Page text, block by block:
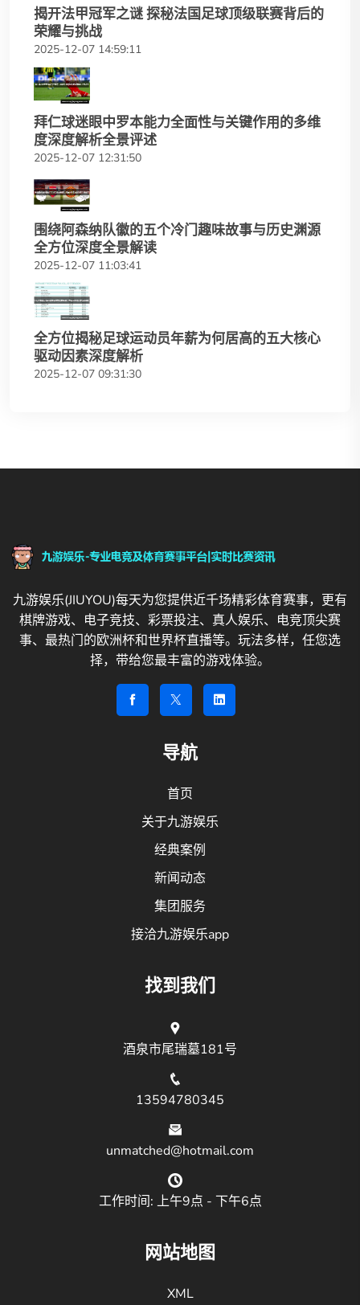
揭开法甲冠军之谜 探秘法国足球顶级联赛背后的
荣耀与挑战
2025-12-07 14:59:11
拜仁球迷眼中罗本能力全面性与关键作用的多维
度深度解析全景评述
2025-12-07 12:31:50
围绕阿森纳队徽的五个冷门趣味故事与历史渊源
全方位深度全景解读
2025-12-07 11:03:41
全方位揭秘足球运动员年薪为何居高的五大核心
驱动因素深度解析
2025-12-07 09:31:30
九游娱乐(JIUYOU)每天为您提供近千场精彩体育赛事，更有
棋牌游戏、电子竞技、彩票投注、真人娱乐、电竞顶尖赛
事、最热门的欧洲杯和世界杯直播等。玩法多样，任您选
择，带给您最丰富的游戏体验。
导航
首页
关于九游娱乐
经典案例
新闻动态
集团服务
接洽九游娱乐app
找到我们
酒泉市尾瑞墓181号
13594780345
unmatched@hotmail.com
工作时间: 上午9点 - 下午6点
网站地图
XML